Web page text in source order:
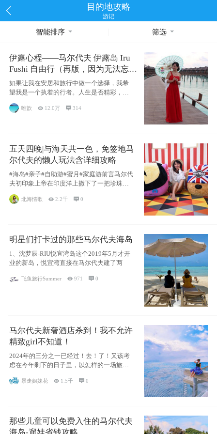
目的地攻略
游记
智能排序 筛选
伊露心程——马尔代夫 伊露岛 Iru
Fushi 自由行（再版，因为无法忘却
的留恋）
如果让我在安居和旅行中做一个选择，我希
望我是一个执着的行者。人生是否精彩，都
源于自己
唯歆  12.0万  314
五天四晚|与海天共一色，免签地马
尔代夫的懒人玩法含详细攻略
#海岛#亲子#自助游#蜜月#家庭游前言马尔代
夫初印象上帝在印度洋上撒下了一把珍珠，
北海情歌 2.2千 0
明星们打卡过的那些马尔代夫海岛
1、沈梦辰-RIU悦宜湾岛这个2019年5月才开
业的新岛，悦宜湾直接在马尔代夫建了两
飞鱼旅行Summer 971 0
马尔代夫新奢酒店杀到！我不允许
精致girl不知道！
2024年的三分之一已经过！去！了！又该考
虑在今年剩下的日子里，以怎样的一场旅行
暴走姐妹花  1.5千 0
那些儿童可以免费入住的马尔代夫